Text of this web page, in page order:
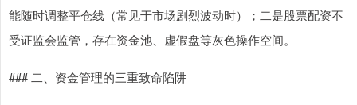
能随时调整平仓线（常见于市场剧烈波动时）；二是股票配资不
受证监会监管，存在资金池、虚假盘等灰色操作空间。
### 二、资金管理的三重致命陷阱